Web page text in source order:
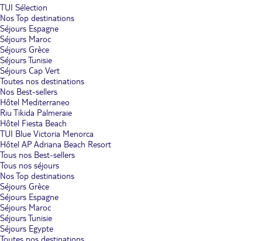
TUI Sélection
Nos Top destinations
Séjours Espagne
Séjours Maroc
Séjours Grèce
Séjours Tunisie
Séjours Cap Vert
Toutes nos destinations
Nos Best-sellers
Hôtel Mediterraneo
Riu Tikida Palmeraie
Hôtel Fiesta Beach
TUI Blue Victoria Menorca
Hôtel AP Adriana Beach Resort
Tous nos Best-sellers
Tous nos séjours
Nos Top destinations
Séjours Grèce
Séjours Espagne
Séjours Maroc
Séjours Tunisie
Séjours Egypte